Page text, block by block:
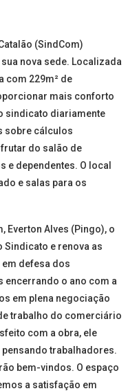
(SindCom)
nova sede. Localizada
com 229m² de
mais conforto
sindicato diariamente
sobre cálculos
do salão de
dependentes. O local
e salas para os
Everton Alves (Pingo), o
Sindicato e renova as
defesa dos
encerrando o ano com a
em plena negociação
trabalho do comerciário
com a obra, ele
trabalhadores.
bem-vindos. O espaço
a satisfação em